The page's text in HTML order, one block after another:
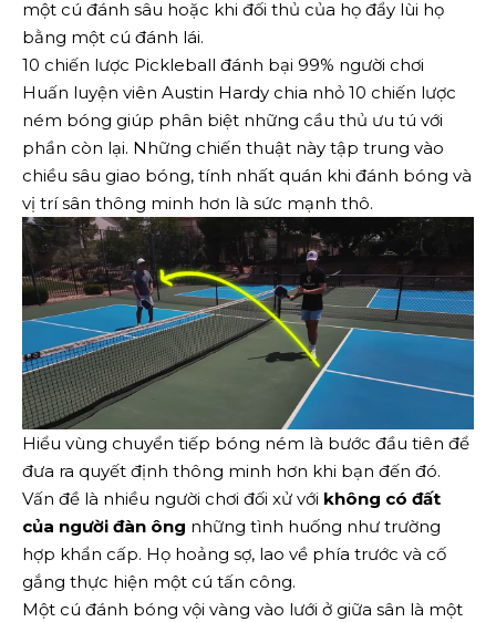
một cú đánh sâu hoặc khi đối thủ của họ đẩy lùi họ
bằng một cú đánh lái.
10 chiến lược Pickleball đánh bại 99% người chơi
Huấn luyện viên Austin Hardy chia nhỏ 10 chiến lược
ném bóng giúp phân biệt những cầu thủ ưu tú với
phần còn lại. Những chiến thuật này tập trung vào
chiều sâu giao bóng, tính nhất quán khi đánh bóng và
vị trí sân thông minh hơn là sức mạnh thô.
Hiểu vùng chuyển tiếp bóng ném là bước đầu tiên để
đưa ra quyết định thông minh hơn khi bạn đến đó.
Vấn đề là nhiều người chơi đối xử với không có đất
của người đàn ông những tình huống như trường
hợp khẩn cấp. Họ hoảng sợ, lao về phía trước và cố
gắng thực hiện một cú tấn công.
Một cú đánh bóng vội vàng vào lưới ở giữa sân là một